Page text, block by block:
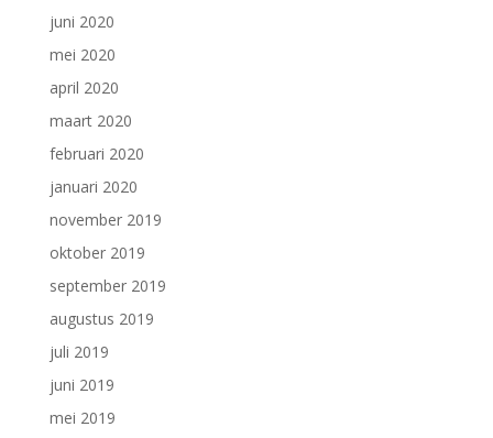
juni 2020
mei 2020
april 2020
maart 2020
februari 2020
januari 2020
november 2019
oktober 2019
september 2019
augustus 2019
juli 2019
juni 2019
mei 2019